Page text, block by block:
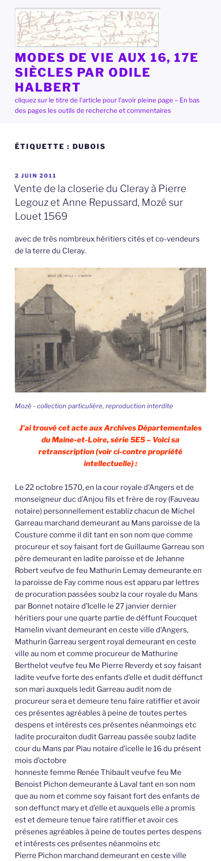
contenu
principal
MODES DE VIE AUX 16, 17E
SIÈCLES PAR ODILE
HALBERT
cliquez sur le titre de l'article pour l'avoir pleine page – En bas
des pages les outils de recherche et commentaires
ÉTIQUETTE : DUBOIS
PUBLIÉ
LE
2 JUIN 2011
Vente de la closerie du Cleray à Pierre
Legouz et Anne Repussard, Mozé sur
Louet 1569
avec de très nombreux héritiers cités et co-vendeurs
de la terre du Cleray.
Mozé - collection particulière, reproduction interdite
J’ai trouvé cet acte aux Archives Départementales
du Maine-et-Loire, série 5E5 – Voici sa
retranscription (voir ci-contre propriété
intellectuelle) :
Le 22 octobre 1570, en la cour royale d’Angers et de
monseigneur duc d’Anjou fils et frère de roy (Fauveau
notaire) personnellement establiz chacun de Michel
Garreau marchand demeurant au Mans paroisse de la
Cousture comme il dit tant en son nom que comme
procureur et soy faisant fort de Guillaume Garreau son
père demeurant en ladite paroisse et de Jehanne
Robert veufve de feu Mathurin Lemay demeurante en
la paroisse de Fay comme nous est apparu par lettres
de procuration passées soubz la cour royale du Mans
par Bonnet notaire d’Icelle le 27 janvier dernier
héritiers pour une quarte partie de déffunt Foucquet
Hamelin vivant demeurant en ceste ville d’Angers,
Mathurin Garreau sergent royal demeurant en ceste
ville au nom et comme procureur de Mathurine
Berthelot veufve feu Me Pierre Reverdy et soy faisant
ladite veufve forte des enfants d’elle et dudit déffunct
son mari auxquels ledit Garreau audit nom de
procureur sera et demeure tenu faire ratiffier et avoir
ces présentes agréables à peine de toutes pertes
despens et intérests ces présentes néanmoings etc
ladite procuraiton dudit Garreau passée soubz ladite
cour du Mans par Piau notaire d’icelle le 16 du présent
mois d’octobre
honneste femme Renée Thibault veufve feu Me
Benoist Pichon demeurante à Laval tant en son nom
que au nom et comme soy faisant fort des enfants de
son deffunct mary et d’elle et auxquels elle a promis
est et demeure tenue faire ratiffier et avoir ces
présenes agréables à peine de toutes pertes despens
et intérests ces présentes néanmoins etc
Pierre Pichon marchand demeurant en ceste ville